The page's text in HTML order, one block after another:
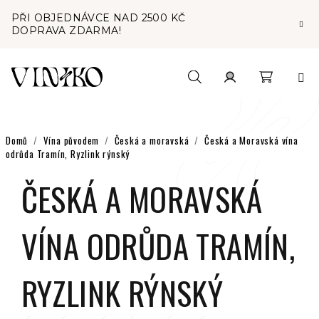
obsah
PŘI OBJEDNÁVCE NAD 2500 KČ
DOPRAVA ZDARMA!
košík
Domů / Vína původem / Česká a moravská / Česká a Moravská vína
odrůda Tramín, Ryzlink rýnský
ČESKÁ A MORAVSKÁ
VÍNA ODRŮDA TRAMÍN,
RYZLINK RÝNSKÝ